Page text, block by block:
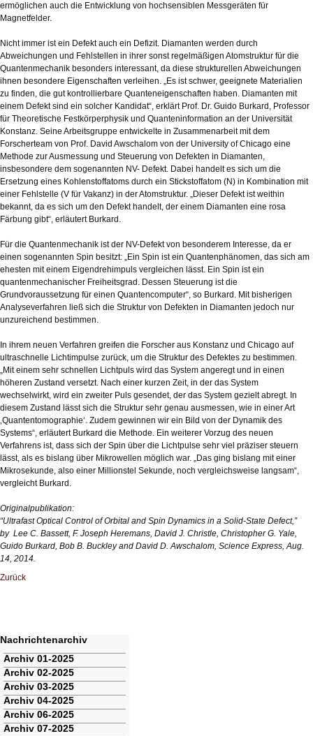
ermöglichen auch die Entwicklung von hochsensiblen Messgeräten für
Magnetfelder.
Nicht immer ist ein Defekt auch ein Defizit. Diamanten werden durch
Abweichungen und Fehlstellen in ihrer sonst regelmäßigen Atomstruktur für die
Quantenmechanik besonders interessant, da diese strukturellen Abweichungen
ihnen besondere Eigenschaften verleihen. „Es ist schwer, geeignete Materialien
zu finden, die gut kontrollierbare Quanteneigenschaften haben. Diamanten mit
einem Defekt sind ein solcher Kandidat“, erklärt Prof. Dr. Guido Burkard, Professor
für Theoretische Festkörperphysik und Quanteninformation an der Universität
Konstanz. Seine Arbeitsgruppe entwickelte in Zusammenarbeit mit dem
Forscherteam von Prof. David Awschalom von der University of Chicago eine
Methode zur Ausmessung und Steuerung von Defekten in Diamanten,
insbesondere dem sogenannten NV- Defekt. Dabei handelt es sich um die
Ersetzung eines Kohlenstoffatoms durch ein Stickstoffatom (N) in Kombination mit
einer Fehlstelle (V für Vakanz) in der Atomstruktur. „Dieser Defekt ist weithin
bekannt, da es sich um den Defekt handelt, der einem Diamanten eine rosa
Färbung gibt“, erläutert Burkard.
Für die Quantenmechanik ist der NV-Defekt von besonderem Interesse, da er
einen sogenannten Spin besitzt: „Ein Spin ist ein Quantenphänomen, das sich am
ehesten mit einem Eigendrehimpuls vergleichen lässt. Ein Spin ist ein
quantenmechanischer Freiheitsgrad. Dessen Steuerung ist die
Grundvoraussetzung für einen Quantencomputer“, so Burkard. Mit bisherigen
Analyseverfahren ließ sich die Struktur von Defekten in Diamanten jedoch nur
unzureichend bestimmen.
In ihrem neuen Verfahren greifen die Forscher aus Konstanz und Chicago auf
ultraschnelle Lichtimpulse zurück, um die Struktur des Defektes zu bestimmen.
„Mit einem sehr schnellen Lichtpuls wird das System angeregt und in einen
höheren Zustand versetzt. Nach einer kurzen Zeit, in der das System
wechselwirkt, wird ein zweiter Puls gesendet, der das System gezielt abregt. In
diesem Zustand lässt sich die Struktur sehr genau ausmessen, wie in einer Art
‚Quantentomographie‘. Zudem gewinnen wir ein Bild von der Dynamik des
Systems“, erläutert Burkard die Methode. Ein weiterer Vorzug des neuen
Verfahrens ist, dass sich der Spin über die Lichtpulse sehr viel präziser steuern
lässt, als es bislang über Mikrowellen möglich war. „Das ging bislang mit einer
Mikrosekunde, also einer Millionstel Sekunde, noch vergleichsweise langsam“,
vergleicht Burkard.
Originalpublikation:
“Ultrafast Optical Control of Orbital and Spin Dynamics in a Solid-State Defect,”
by Lee C. Bassett, F. Joseph Heremans, David J. Christle, Christopher G. Yale,
Guido Burkard, Bob B. Buckley and David D. Awschalom, Science Express, Aug.
14, 2014.
Zurück
Nachrichtenarchiv
Navigation
überspringen
Archiv 01-2025
Archiv 02-2025
Archiv 03-2025
Archiv 04-2025
Archiv 06-2025
Archiv 07-2025